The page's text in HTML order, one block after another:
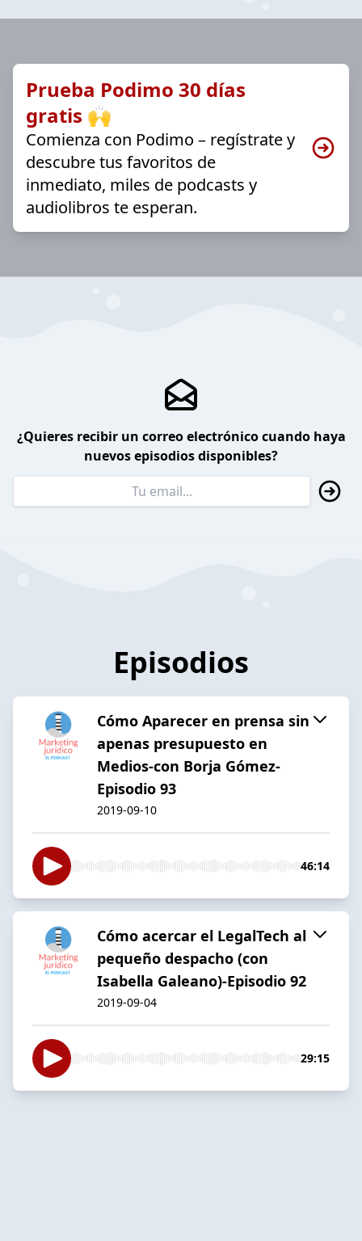
Prueba Podimo 30 días
gratis 🙌
Comienza con Podimo – regístrate y
descubre tus favoritos de
inmediato, miles de podcasts y
audiolibros te esperan.
¿Quieres recibir un correo electrónico cuando haya
nuevos episodios disponibles?
Episodios
Cómo Aparecer en prensa sin
apenas presupuesto en
Medios-con Borja Gómez-
Episodio 93
2019-09-10
46:14
Cómo acercar el LegalTech al
pequeño despacho (con
Isabella Galeano)-Episodio 92
2019-09-04
29:15